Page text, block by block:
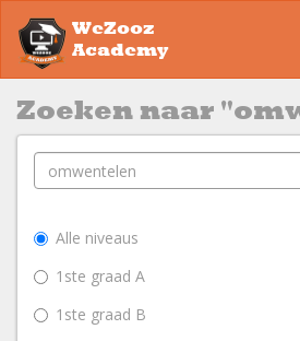
WeZooz
Academy
Zoeken naar
Alle niveaus
1ste graad A
1ste graad B